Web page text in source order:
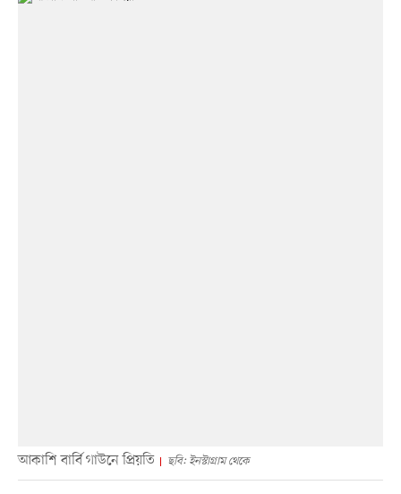
আকাশি বার্বি গাউনে প্রিয়তি ছবি: ইনস্টাগ্রাম থেকে